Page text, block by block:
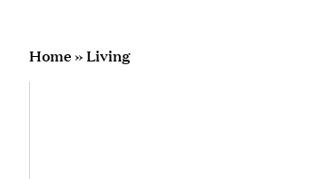
Home»Living